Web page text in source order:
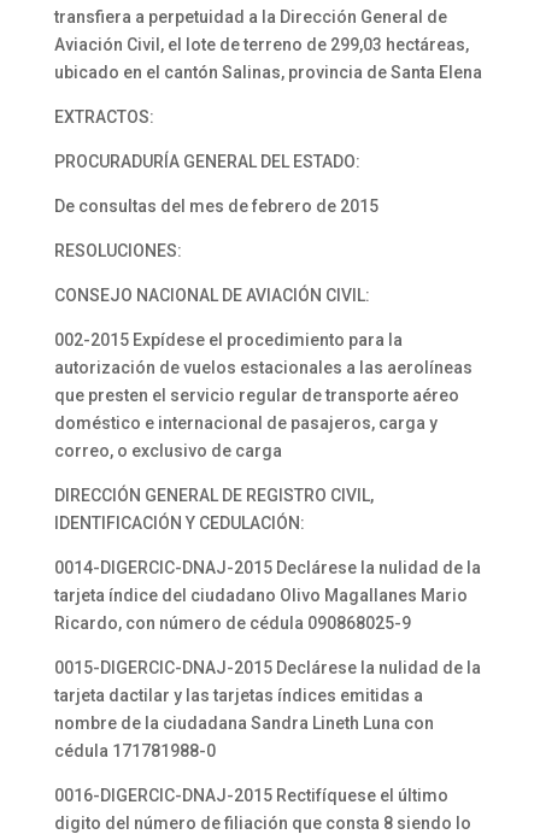
transfiera a perpetuidad a la Dirección General de
Aviación Civil, el lote de terreno de 299,03 hectáreas,
ubicado en el cantón Salinas, provincia de Santa Elena
EXTRACTOS:
PROCURADURÍA GENERAL DEL ESTADO:
De consultas del mes de febrero de 2015
RESOLUCIONES:
CONSEJO NACIONAL DE AVIACIÓN CIVIL:
002-2015 Expídese el procedimiento para la
autorización de vuelos estacionales a las aerolíneas
que presten el servicio regular de transporte aéreo
doméstico e internacional de pasajeros, carga y
correo, o exclusivo de carga
DIRECCIÓN GENERAL DE REGISTRO CIVIL,
IDENTIFICACIÓN Y CEDULACIÓN:
0014-DIGERCIC-DNAJ-2015 Declárese la nulidad de la
tarjeta índice del ciudadano Olivo Magallanes Mario
Ricardo, con número de cédula 090868025-9
0015-DIGERCIC-DNAJ-2015 Declárese la nulidad de la
tarjeta dactilar y las tarjetas índices emitidas a
nombre de la ciudadana Sandra Lineth Luna con
cédula 171781988-0
0016-DIGERCIC-DNAJ-2015 Rectifíquese el último
digito del número de filiación que consta 8 siendo lo